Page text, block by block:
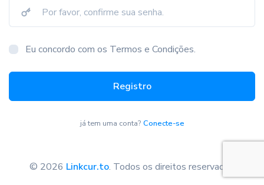
Eu concordo com os Termos e Condições.
Registro
já tem uma conta? Conecte-se
© 2026 Linkcur.to. Todos os direitos reservados